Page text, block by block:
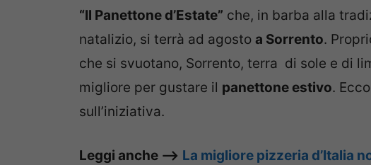
“Il Panettone d’Estate” che, in barba alla
natalizio, si terrà ad agosto a Sorrento.
che si svuotano, Sorrento, terra di sole e di
migliore per gustare il panettone estivo.
sull’iniziativa.
Leggi anche –> La migliore pizzeria d’Italia